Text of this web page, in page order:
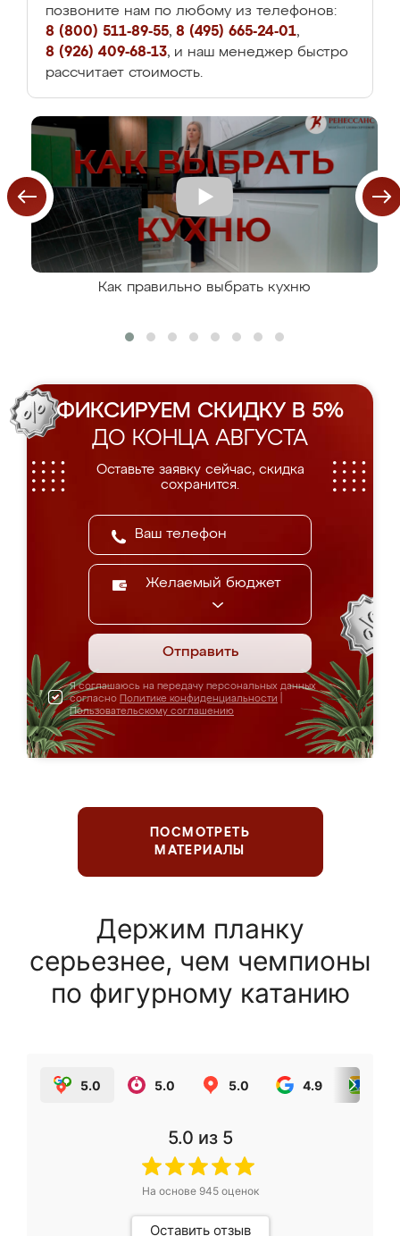
позвоните нам по любому из телефонов:
8 (800) 511-89-55, 8 (495) 665-24-01,
8 (926) 409-68-13, и наш менеджер быстро
рассчитает стоимость.
Как правильно выбрать кухню
ФИКСИРУЕМ СКИДКУ В 5%
ДО КОНЦА АВГУСТА
Оставьте заявку сейчас, скидка
сохранится.
Желаемый бюджет
Отправить
Я соглашаюсь на передачу персональных данных
согласно Политике конфиденциальности
Пользовательскому соглашению
ПОСМОТРЕТЬ
МАТЕРИАЛЫ
Держим планку
серьезнее, чем чемпионы
по фигурному катанию
5.0 5.0 5.0 4.9
5.0 из 5
На основе 945оценок
Оставить отзыв